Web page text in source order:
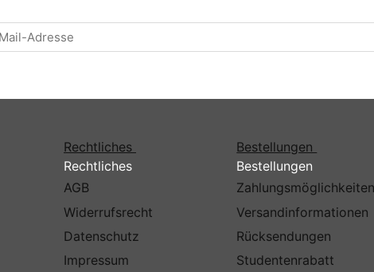
Rechtliches
Rechtliches
AGB
Widerrufsrecht
Datenschutz
Impressum
Bestellungen
Bestellungen
Zahlungsmöglichkeiten
Versandinformationen
Rücksendungen
Studentenrabatt